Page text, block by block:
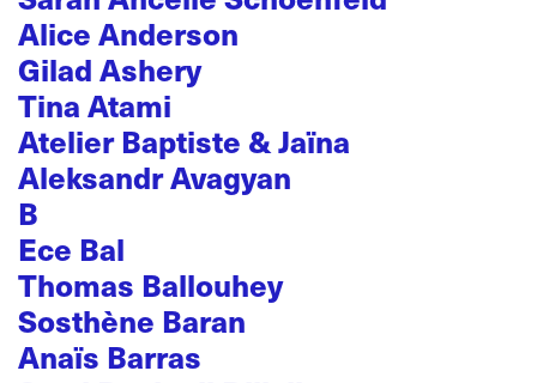
Alice Anderson
Gilad Ashery
Tina Atami
Atelier Baptiste & Jaïna
Aleksandr Avagyan
B
Ece Bal
Thomas Ballouhey
Sosthène Baran
Anaïs Barras